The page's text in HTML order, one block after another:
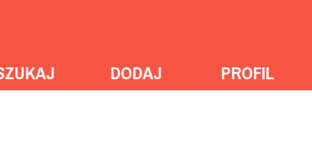
DODAJ PROFIL